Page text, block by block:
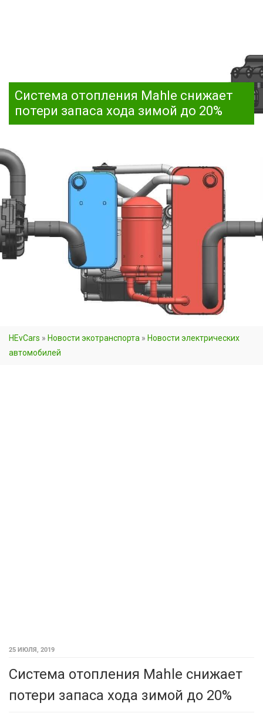
Система отопления Mahle снижает
потери запаса хода зимой до 20%
HEvCars » Новости экотранспорта » Новости электрических
автомобилей
25 ИЮЛЯ, 2019
Система отопления Mahle снижает
потери запаса хода зимой до 20%